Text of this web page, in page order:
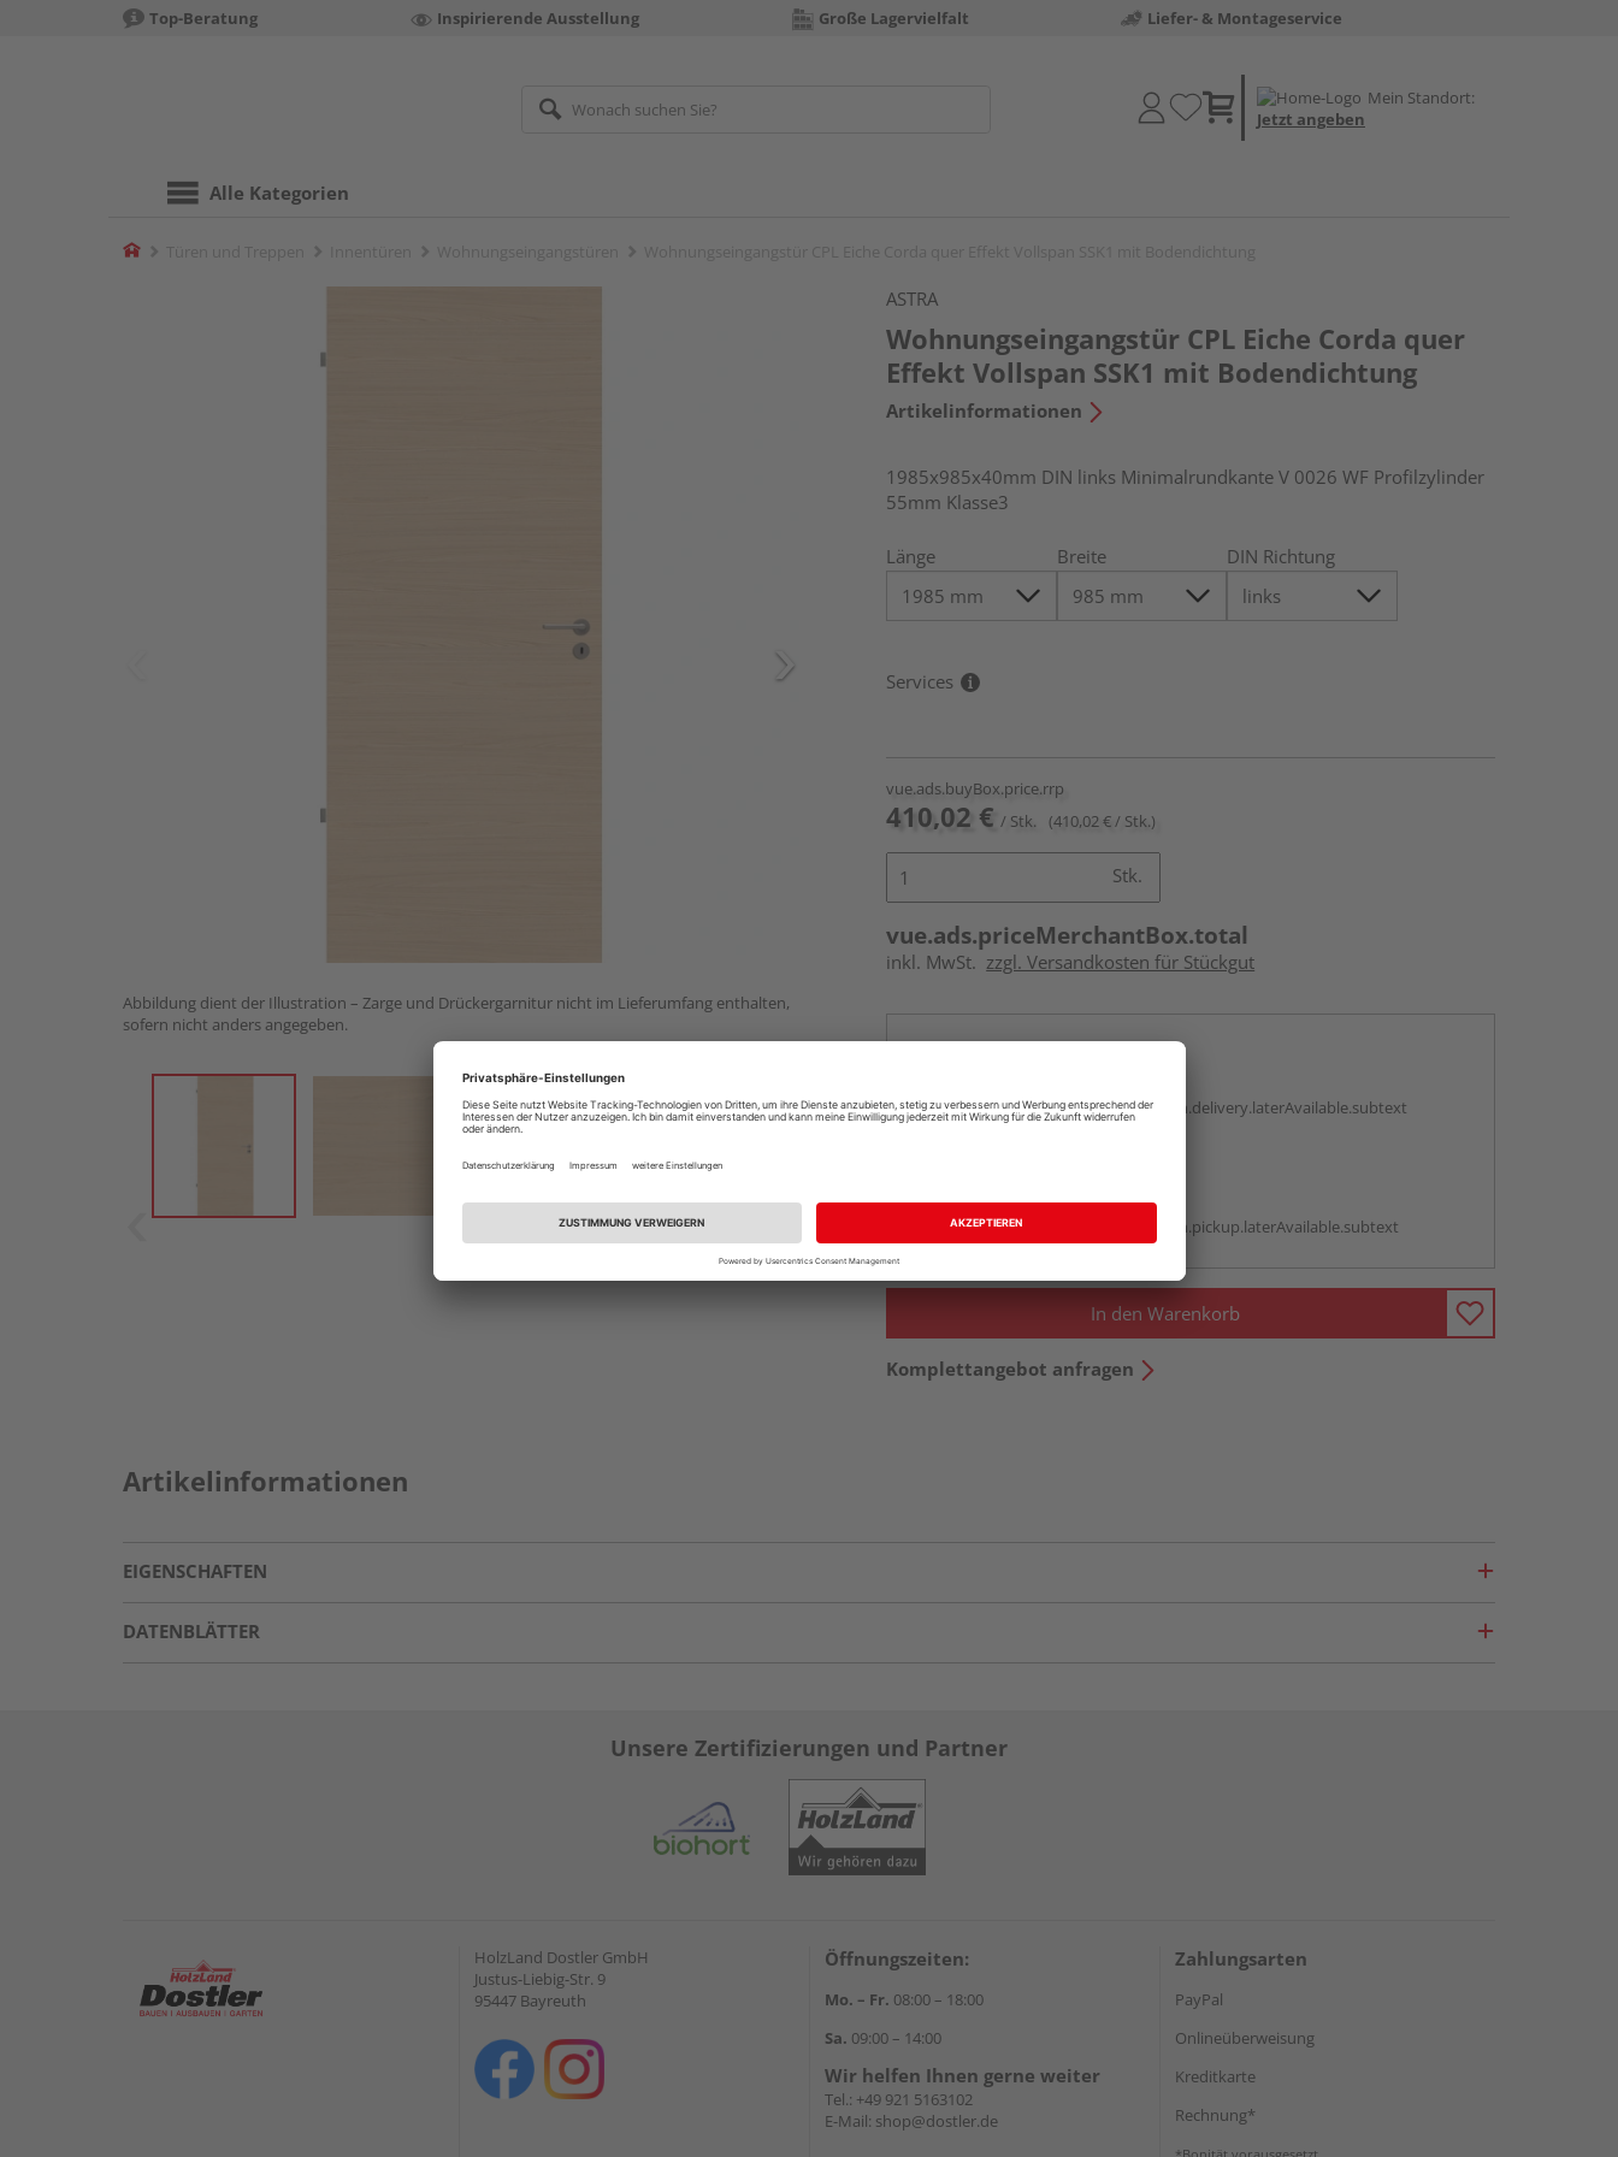
Top-Beratung Inspirierende Ausstellung Große Lagervielfalt Liefer- & Montageservice
Mein Standort:
Jetzt angeben
Alle Kategorien
Home
Abbildung dient der Illustration – Zarge und Drückergarnitur nicht im Lieferumfang enthalten,
sofern nicht anders angegeben.
ASTRA
Wohnungseingangstür CPL Eiche Corda quer
Effekt Vollspan SSK1 mit Bodendichtung
Artikelinformationen
1985x985x40mm DIN links Minimalrundkante V 0026 WF Profilzylinder
55mm Klasse3
Länge Breite DIN Richtung
Services
vue.ads.buyBox.price.rrp
410,02 € / Stk. (410,02 € / Stk.)
Stk.
vue.ads.priceMerchantBox.total
inkl. MwSt. zzgl. Versandkosten für Stückgut
vue.ads.priceMerchantBox.option.delivery.laterAvailable.subtext
Auf Vorbestellung:
vue.ads.priceMerchantBox.option.pickup.laterAvailable.subtext
In den Warenkorb
Komplettangebot anfragen
Artikelinformationen
EIGENSCHAFTEN
DATENBLÄTTER
Unsere Zertifizierungen und Partner
HolzLand Dostler GmbH
Justus-Liebig-Str. 9
95447 Bayreuth
Öffnungszeiten:
Mo. – Fr. 08:00 – 18:00
Sa. 09:00 – 14:00
Wir helfen Ihnen gerne weiter
Tel.: +49 921 5163102
E-Mail: shop@dostler.de
Zahlungsarten
PayPal
Onlineüberweisung
Kreditkarte
Rechnung*